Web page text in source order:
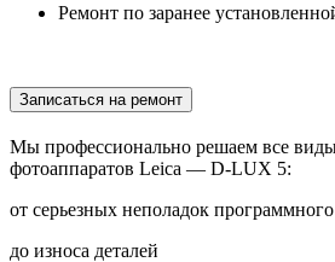
Ремонт по заранее
Записаться на ремонт
Мы профессионально решаем все
фотоаппаратов Leica — D-LUX 5:
от серьезных неполадок
до износа деталей